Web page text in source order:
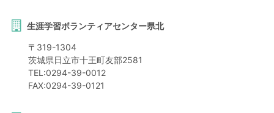
生涯学習ボランティアセンター県北
〒 319-1304
茨城県日立市十王町友部2581
TEL:0294-39-0012
FAX:0294-39-0121